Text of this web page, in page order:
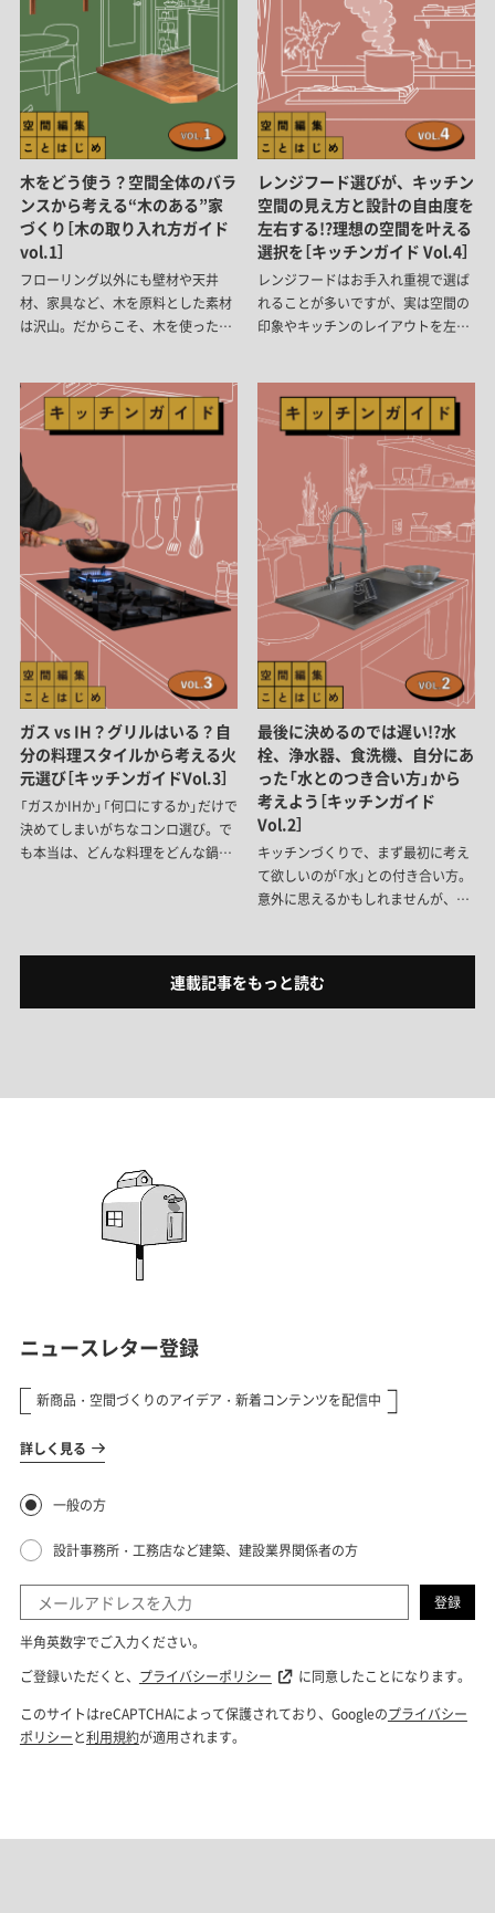
木をどう使う？空間全体のバラ
ンスから考える“木のある”家
づくり［木の取り入れ方ガイド
vol.1］
フローリング以外にも壁材や天井
材、家具など、木を原料とした素材
は沢山。だからこそ、木を使った空
ことはありませんか？まずは自分が
好きだと思う空間に木がどのくらい
のボリュームでどう使われているの
か知ることから始めましょう！
レンジフード選びが、キッチン
空間の見え方と設計の自由度を
左右する!?理想の空間を叶える
選択を［キッチンガイド Vol.4］
レンジフードはお手入れ重視で選ば
れることが多いですが、実は空間の
印象やキッチンのレイアウトを左右
たプランが実現できることも。まず
はその可能性を知ったうえで、理想
のキッチン空間を考えてみましょ
ガス vs IH？グリルはいる？自
分の料理スタイルから考える火
元選び［キッチンガイドVol.3］
「ガスかIHか」「何口にするか」だけで
決めてしまいがちなコンロ選び。で
も本当は、どんな料理をどんな鍋で
ロの数、熱源の選び方を考えていき
最後に決めるのでは遅い!?水
栓、浄水器、食洗機、自分にあ
った「水とのつき合い方」から
考えよう［キッチンガイド
Vol.2］
キッチンづくりで、まず最初に考え
て欲しいのが「水」との付き合い方。
意外に思えるかもしれませんが、自
や収納計画にまでがみえてきます。
連載記事をもっと読む